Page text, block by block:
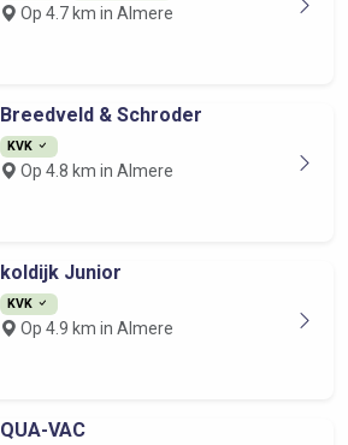
Op 4.7 km in Almere
Breedveld & Schroder
KVK
Op 4.8 km in Almere
koldijk Junior
KVK
Op 4.9 km in Almere
QUA-VAC